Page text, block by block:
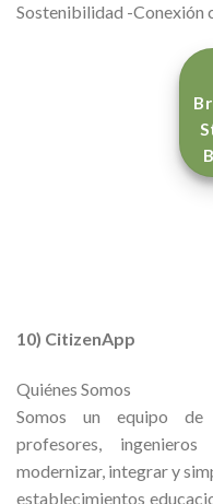
Sostenibilidad -Conexión
10) CitizenApp
Quiénes Somos
Somos un equipo de
profesores,
modernizar, integrar y
establecimientos